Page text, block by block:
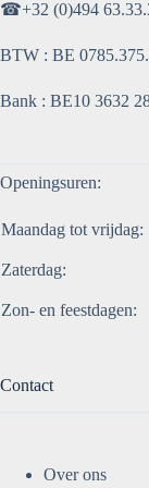
☎+32 (0)494
BTW : BE
Bank : BE10 3632
Openingsuren:
Maandag tot vrijdag:
Zaterdag:
Zon- en feestdagen:
Contact
Over ons